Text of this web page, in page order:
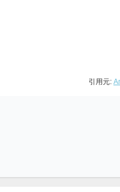
引用元: